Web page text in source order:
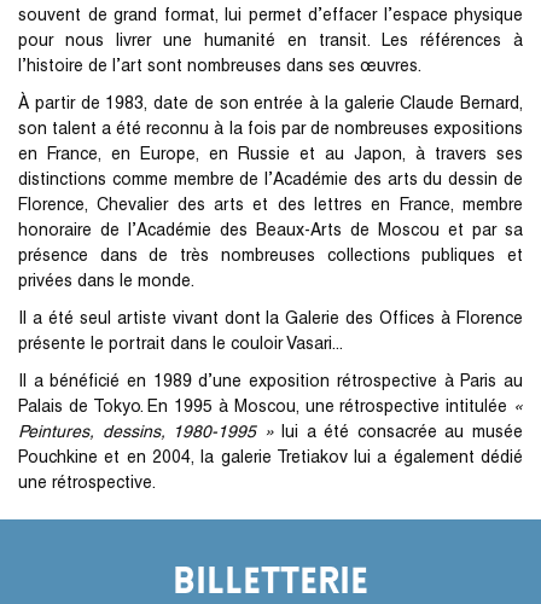
souvent de grand format, lui permet d’effacer l’espace physique
pour nous livrer une humanité en transit. Les références à
l’histoire de l’art sont nombreuses dans ses œuvres.
À partir de 1983, date de son entrée à la galerie Claude Bernard,
son talent a été reconnu à la fois par de nombreuses expositions
en France, en Europe, en Russie et au Japon, à travers ses
distinctions comme membre de l’Académie des arts du dessin de
Florence, Chevalier des arts et des lettres en France, membre
honoraire de l’Académie des Beaux-Arts de Moscou et par sa
présence dans de très nombreuses collections publiques et
privées dans le monde.
Il a été seul artiste vivant dont la Galerie des Offices à Florence
présente le portrait dans le couloir Vasari...
Il a bénéficié en 1989 d’une exposition rétrospective à Paris au
Palais de Tokyo. En 1995 à Moscou, une rétrospective intitulée «
Peintures, dessins, 1980-1995 »lui a été consacrée au musée
Pouchkine et en 2004, la galerie Tretiakov lui a également dédié
une rétrospective.
BILLETTERIE